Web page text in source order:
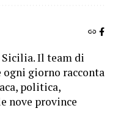
Il team di
giorno racconta
politica,
nove province